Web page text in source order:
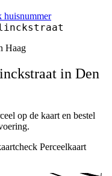
huisnummer
Haag
in Den
op de kaart en bestel
Perceelkaart